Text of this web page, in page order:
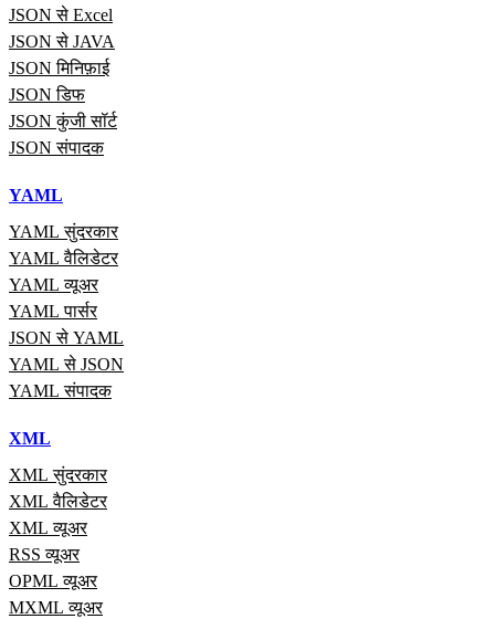
JSON से Excel
JSON से JAVA
JSON मिनिफ़ाई
JSON डिफ
JSON कुंजी सॉर्ट
JSON संपादक
YAML
YAML सुंदरकार
YAML वैलिडेटर
YAML व्यूअर
YAML पार्सर
JSON से YAML
YAML से JSON
YAML संपादक
XML
XML सुंदरकार
XML वैलिडेटर
XML व्यूअर
RSS व्यूअर
OPML व्यूअर
MXML व्यूअर